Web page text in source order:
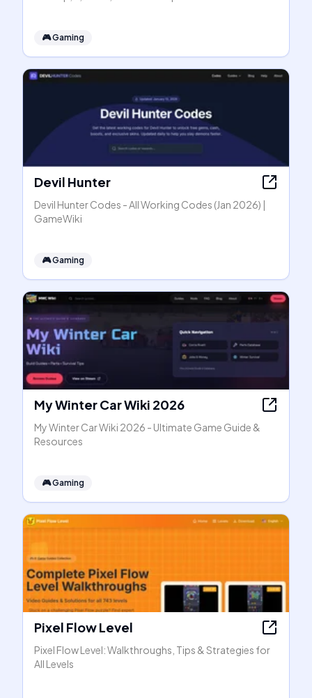
🎮Gaming
Devil Hunter
Devil Hunter Codes - All Working Codes (Jan 2026) |
GameWiki
🎮Gaming
My Winter Car Wiki 2026
My Winter Car Wiki 2026 - Ultimate Game Guide &
Resources
🎮Gaming
Pixel Flow Level
Pixel Flow Level: Walkthroughs, Tips & Strategies for
All Levels